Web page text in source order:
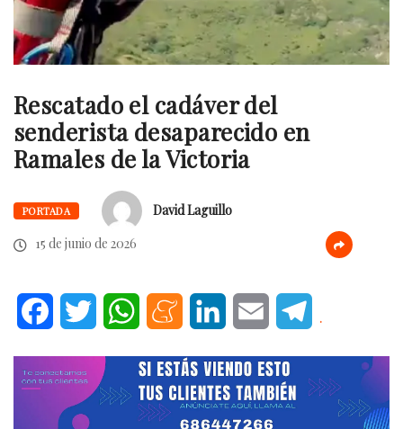
Rescatado el cadáver del
senderista desaparecido en
Ramales de la Victoria
PORTADA
David Laguillo
15 de junio de 2026
FacebookTwitter WhatsAppMeneameLinkedInEmail .